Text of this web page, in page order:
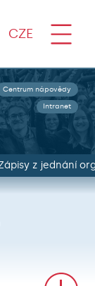
CZE
Centrum nápovědy
Intranet